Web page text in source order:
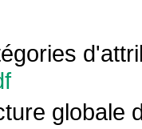
globale